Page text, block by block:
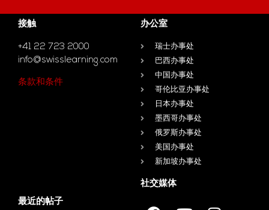
接触
+41 22 723 2000
info@swisslearning.com
条款和条件
办公室
瑞士办事处
巴西办事处
中国办事处
哥伦比亚办事处
日本办事处
墨西哥办事处
俄罗斯办事处
美国办事处
新加坡办事处
最近的帖子
社交媒体